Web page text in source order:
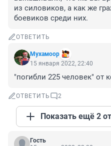
из силовиков, а как же
боевиков среди них.
ОТВЕТИТЬ
Мухамоор
15 января 2022, 22:40
"погибли 225 человек" от
ОТВЕТИТЬ 2
Показать ещё 2
Гость